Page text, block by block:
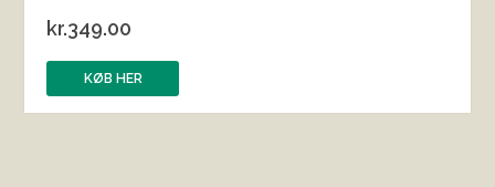
kr.349.00
KØB HER